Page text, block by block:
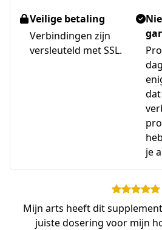
Veilige betaling
Verbindingen zijn
versleuteld met SSL.
je
Mijn arts heeft dit
juiste dosering voor mijn